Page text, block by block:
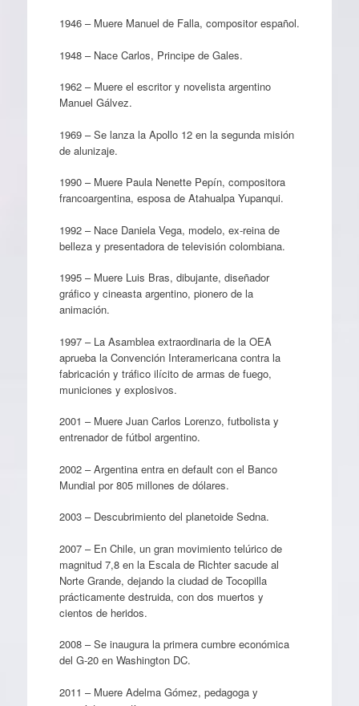
1946 – Muere Manuel de Falla, compositor español.
1948 – Nace Carlos, Principe de Gales.
1962 – Muere el escritor y novelista argentino
Manuel Gálvez.
1969 – Se lanza la Apollo 12 en la segunda misión
de alunizaje.
1990 – Muere Paula Nenette Pepín, compositora
francoargentina, esposa de Atahualpa Yupanqui.
1992 – Nace Daniela Vega, modelo, ex-reina de
belleza y presentadora de televisión colombiana.
1995 – Muere Luis Bras, dibujante, diseñador
gráfico y cineasta argentino, pionero de la
animación.
1997 – La Asamblea extraordinaria de la OEA
aprueba la Convención Interamericana contra la
fabricación y tráfico ilícito de armas de fuego,
municiones y explosivos.
2001 – Muere Juan Carlos Lorenzo, futbolista y
entrenador de fútbol argentino.
2002 – Argentina entra en default con el Banco
Mundial por 805 millones de dólares.
2003 – Descubrimiento del planetoide Sedna.
2007 – En Chile, un gran movimiento telúrico de
magnitud 7,8 en la Escala de Richter sacude al
Norte Grande, dejando la ciudad de Tocopilla
prácticamente destruida, con dos muertos y
cientos de heridos.
2008 – Se inaugura la primera cumbre económica
del G-20 en Washington DC.
2011 – Muere Adelma Gómez, pedagoga y